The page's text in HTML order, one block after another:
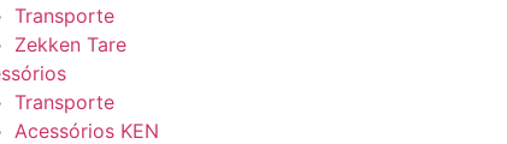
Transporte
Zekken Tare
Transporte
Acessórios KEN